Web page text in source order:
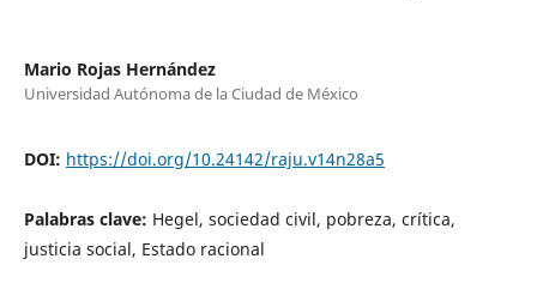
Mario Rojas Hernández
Universidad Autónoma de la Ciudad de México
DOI: https://doi.org/10.24142/raju.v14n28a5
Palabras clave: Hegel, sociedad civil, pobreza, crítica,
justicia social, Estado racional